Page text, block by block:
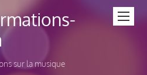
sur la musique